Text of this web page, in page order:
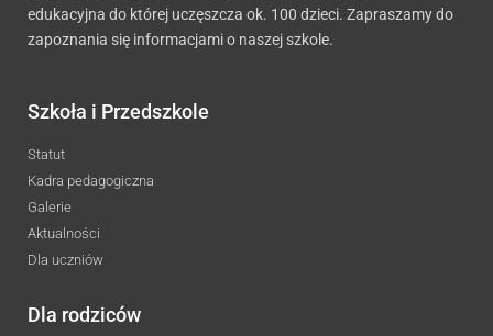
edukacyjna do której uczęszcza ok. 100 dzieci. Zapraszamy do
zapoznania się informacjami o naszej szkole.
Szkoła i Przedszkole
Statut
Kadra pedagogiczna
Galerie
Aktualności
Dla uczniów
Dla rodziców